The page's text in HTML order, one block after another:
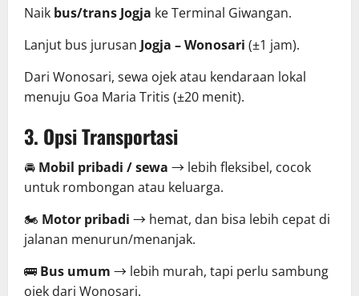
Naik bus/trans Jogja ke Terminal Giwangan.
Lanjut bus jurusan Jogja – Wonosari (±1 jam).
Dari Wonosari, sewa ojek atau kendaraan lokal
menuju Goa Maria Tritis (±20 menit).
3. Opsi Transportasi
🚘 Mobil pribadi / sewa → lebih fleksibel, cocok
untuk rombongan atau keluarga.
🏍️ Motor pribadi → hemat, dan bisa lebih cepat di
jalanan menurun/menanjak.
🚌 Bus umum → lebih murah, tapi perlu sambung
ojek dari Wonosari.